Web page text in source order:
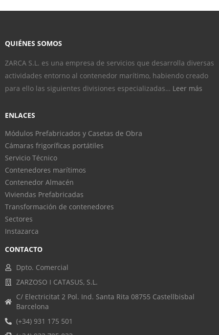
QUIÉNES SOMOS
ZARCA S.L. es una empresa de servicios que desarrolla diversas
actividades entorno al contenedor marítimo, habiendo creado
para ello las siguientes divisiones especializadas… Leer más
ENLACES
Módulos Prefabricados y Casetas de Obra
Cámaras frigoríficas portátiles
Servicio Técnico
Contenedores marítimos
Contenedor Almacén
Viviendas Prefabricadas
Transformación de contenedores
Sectores
Instazarca
CONTACTO
Dpto. Comercial
ZARZOSO I CATASUS, S.L.
C/ Electricitat 2 Pol. Ind. Santa Rita 08755 Castellbisbal
Barcelona
(+34) 931 175 501